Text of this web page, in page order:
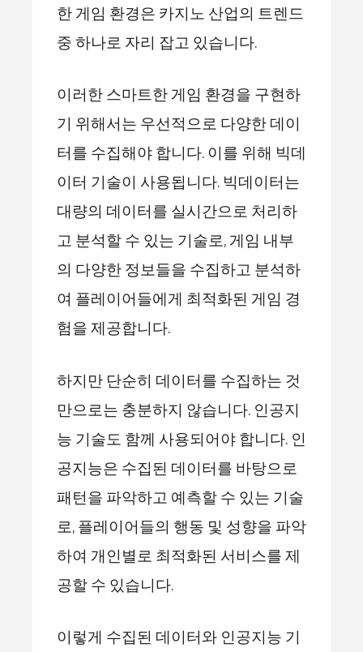
한 게임 환경은 카지노 산업의 트렌드
중 하나로 자리 잡고 있습니다.
이러한 스마트한 게임 환경을 구현하
기 위해서는 우선적으로 다양한 데이
터를 수집해야 합니다. 이를 위해 빅데
이터 기술이 사용됩니다. 빅데이터는
대량의 데이터를 실시간으로 처리하
고 분석할 수 있는 기술로, 게임 내부
의 다양한 정보들을 수집하고 분석하
여 플레이어들에게 최적화된 게임 경
험을 제공합니다.
하지만 단순히 데이터를 수집하는 것
만으로는 충분하지 않습니다. 인공지
능 기술도 함께 사용되어야 합니다. 인
공지능은 수집된 데이터를 바탕으로
패턴을 파악하고 예측할 수 있는 기술
로, 플레이어들의 행동 및 성향을 파악
하여 개인별로 최적화된 서비스를 제
공할 수 있습니다.
이렇게 수집된 데이터와 인공지능 기